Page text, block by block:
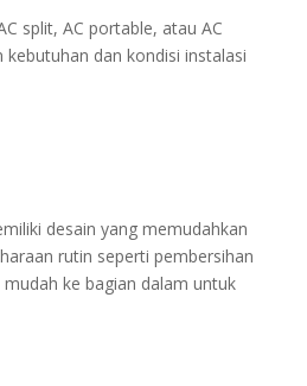
split, AC portable, atau AC
dan kondisi instalasi
desain yang memudahkan
rutin seperti pembersihan
ke bagian dalam untuk